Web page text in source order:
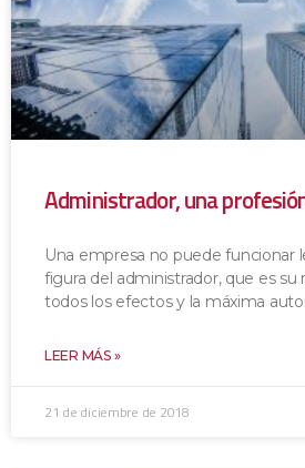
Administrador, una
Una empresa no puede funcionar
figura del administrador, que es
todos los efectos y la máxima
LEER MÁS »
21 de diciembre de 2018